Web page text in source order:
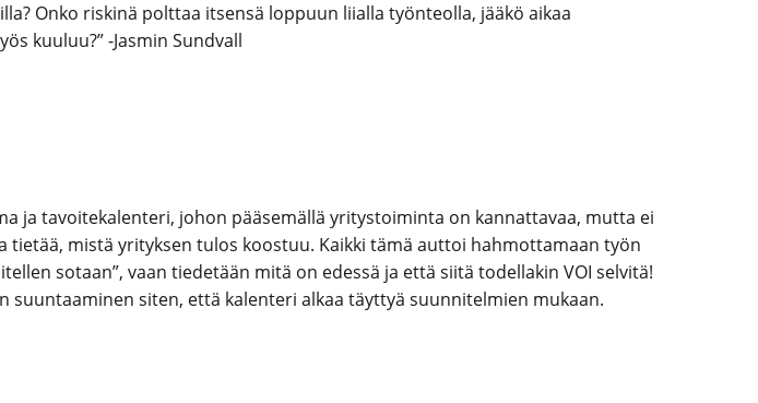
Onko riskinä polttaa itsensä loppuun liialla työnteolla, jääkö aikaa
kuuluu?” -Jasmin Sundvall
ja tavoitekalenteri, johon pääsemällä yritystoiminta on kannattavaa, mutta ei
mistä yrityksen tulos koostuu. Kaikki tämä auttoi hahmottamaan työn
sotaan”, vaan tiedetään mitä on edessä ja että siitä todellakin VOI selvitä!
siten, että kalenteri alkaa täyttyä suunnitelmien mukaan.